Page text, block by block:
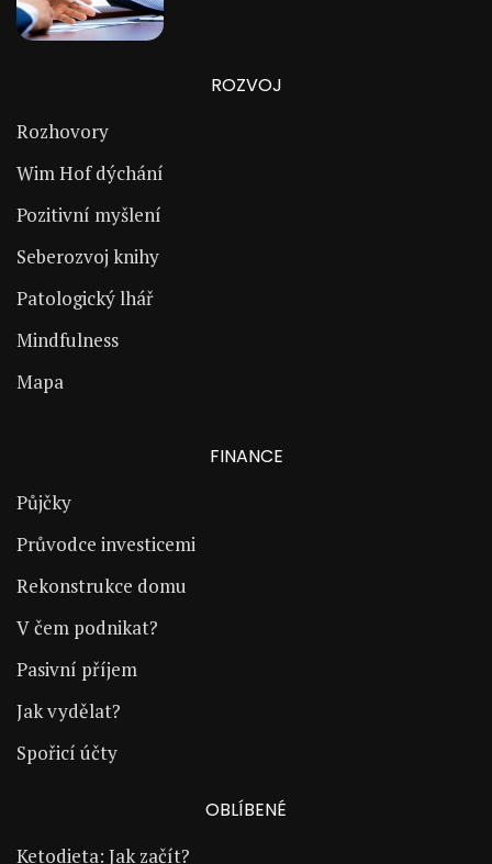
ROZVOJ
Rozhovory
Wim Hof dýchání
Pozitivní myšlení
Seberozvoj knihy
Patologický lhář
Mindfulness
Mapa
FINANCE
Půjčky
Průvodce investicemi
Rekonstrukce domu
V čem podnikat?
Pasivní příjem
Jak vydělat?
Spořicí účty
OBLÍBENÉ
Ketodieta: Jak začít?